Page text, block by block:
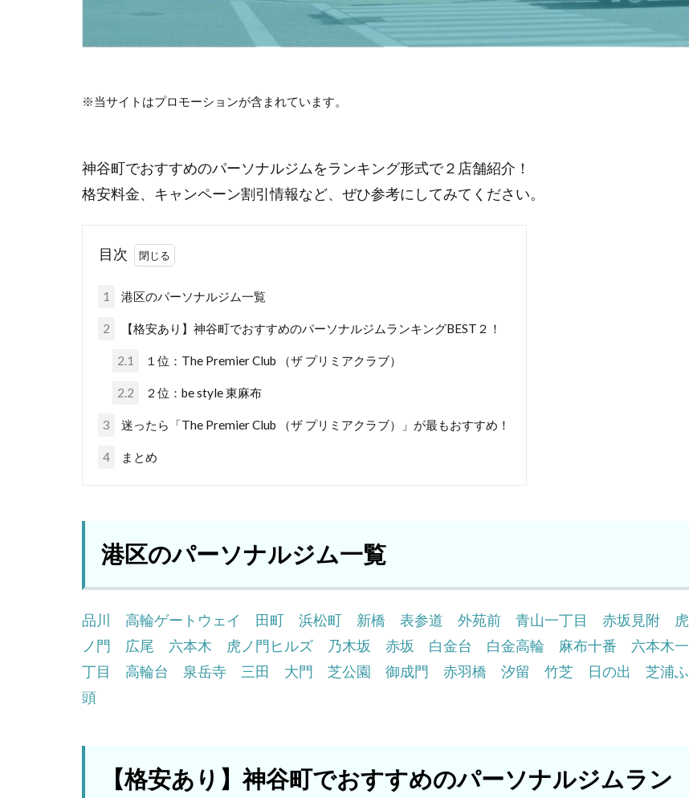
※当サイトはプロモーションが含まれています。
神谷町でおすすめのパーソナルジムをランキング形式で２店舗紹介！
格安料金、キャンペーン割引情報など、ぜひ参考にしてみてください。
目次
1 港区のパーソナルジム一覧
2 【格安あり】神谷町でおすすめのパーソナルジムランキングBEST２！
2.1 １位：The Premier Club （ザ プリミアクラブ）
2.2 ２位：be style 東麻布
3 迷ったら「The Premier Club （ザ プリミアクラブ）」が最もおすすめ！
4 まとめ
港区のパーソナルジム一覧
品川 高輪ゲートウェイ 田町 浜松町 新橋 表参道 外苑前 青山一丁目 赤坂見附
虎
ノ門
広尾 六本木 虎ノ門ヒルズ 乃木坂 赤坂 白金台 白金高輪 麻布十番
六本木一
丁目
高輪台 泉岳寺 三田 大門 芝公園 御成門 赤羽橋 汐留 竹芝 日の出
芝浦ふ
頭
【格安あり】神谷町でおすすめのパーソナルジムラン